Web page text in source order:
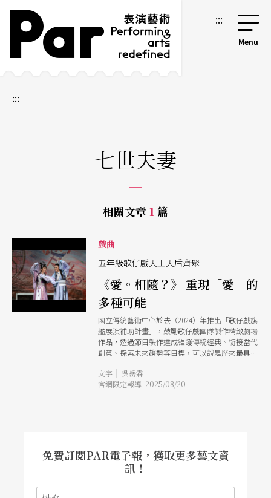
跳到主要內容區塊
網站導覽 :::
:::
七世夫妻
相關文章 1 篇
戲曲
五年級歌仔戲天王天后齊聚
《愛。相隨？》 重現「愛」的
多種可能
國立傳統藝術中心於去（2024）年推出「歌仔戲旗
艦展演補助計畫」，鼓勵歌仔戲團隊製作精緻劇場
作品，透過節目製作達成維護傳統經典、銜接當代
創意、探索未來趨勢等目標，可以說是歷來最具規
隨？》由財團法人廖瓊枝歌仔戲文教基金會製作，
將於今（2025）年七夕情人節正式首演。 《愛。
託了創作團隊對於歌仔戲濃濃的愛，相隨在作品裡
頭。
文字 | 吳岳霖
官網限定報導 2025/08/20
免費訂閱PAR電子報，獲取更多藝文資
訊！